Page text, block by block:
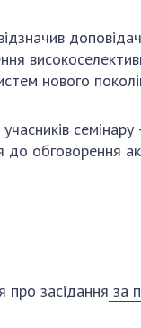
нового
семінару
до обговорення
про засідання за